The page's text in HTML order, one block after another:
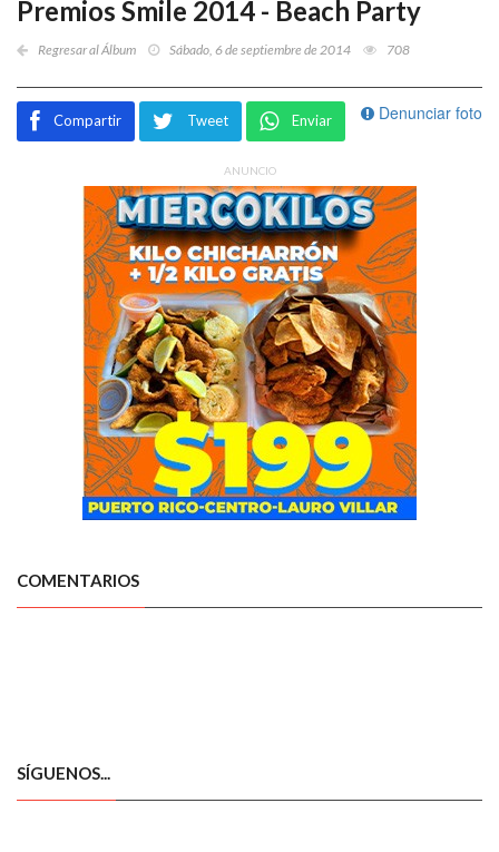
Premios Smile 2014 - Beach Party
Regresar al Álbum Sábado, 6 de septiembre de 2014 708
Denunciar foto
Compartir Tweet Enviar
ANUNCIO
COMENTARIOS
SÍGUENOS...